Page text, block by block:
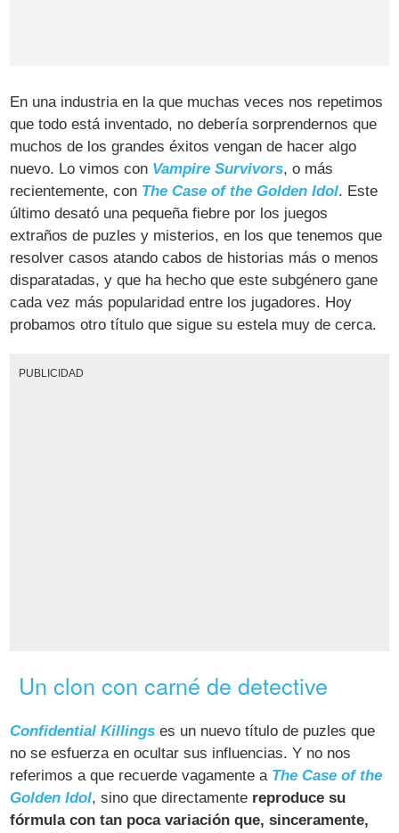
En una industria en la que muchas veces nos repetimos
que todo está inventado, no debería sorprendernos que
muchos de los grandes éxitos vengan de hacer algo
nuevo. Lo vimos con Vampire Survivors, o más
recientemente, con The Case of the Golden Idol. Este
último desató una pequeña fiebre por los juegos
extraños de puzles y misterios, en los que tenemos que
resolver casos atando cabos de historias más o menos
disparatadas, y que ha hecho que este subgénero gane
cada vez más popularidad entre los jugadores. Hoy
probamos otro título que sigue su estela muy de cerca.
PUBLICIDAD
Un clon con carné de detective
Confidential Killings es un nuevo título de puzles que
no se esfuerza en ocultar sus influencias. Y no nos
referimos a que recuerde vagamente a The Case of the
Golden Idol, sino que directamente reproduce su
fórmula con tan poca variación que, sinceramente,